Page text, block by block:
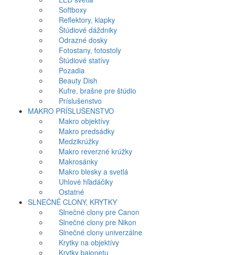
Softboxy
Reflektory, klapky
Štúdiové dáždniky
Odrazné dosky
Fotostany, fotostoly
Štúdiové statívy
Pozadia
Beauty Dish
Kufre, brašne pre štúdio
Príslušenstvo
MAKRO PRÍSLUŠENSTVO
Makro objektívy
Makro predsádky
Medzikrúžky
Makro reverzné krúžky
Makrosánky
Makro blesky a svetlá
Uhlové hľadáčiky
Ostatné
SLNEČNÉ CLONY, KRYTKY
Slnečné clony pre Canon
Slnečné clony pre Nikon
Slnečné clony univerzálne
Krytky na objektívy
Krytky bajonetu